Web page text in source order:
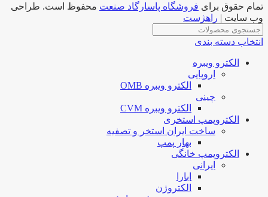
تمام حقوق برای فروشگاه پاسارگاد صنعت محفوظ است. طراحی
وب سایت | راهژست
انتخاب دسته بندی
الکترو ویبره
اروپایی
الکترو ویبره OMB
چینی
الکترو ویبره CVM
الکتروپمپ استخری
ساخت ایران استخر و تصفیه
بهار پمپ
الکتروپمپ خانگی
ایرانی
ابارا
الکتروژن